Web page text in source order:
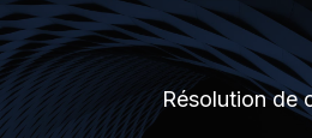
Résolution de